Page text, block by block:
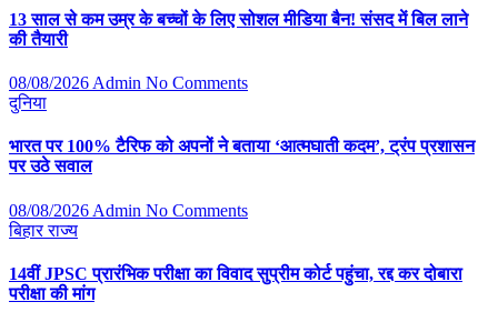
13 साल से कम उम्र के बच्चों के लिए सोशल मीडिया बैन! संसद में बिल लाने
की तैयारी
08/08/2026 Admin No Comments
दुनिया
भारत पर 100% टैरिफ को अपनों ने बताया ‘आत्मघाती कदम’, ट्रंप प्रशासन
पर उठे सवाल
08/08/2026 Admin No Comments
बिहारराज्य
14वीं JPSC प्रारंभिक परीक्षा का विवाद सुप्रीम कोर्ट पहुंचा, रद्द कर दोबारा
परीक्षा की मांग